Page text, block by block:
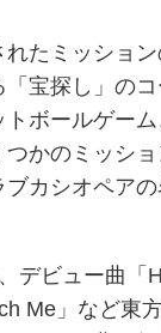
たミッショ
宝探し」の
ボールゲー
かのミッシ
カシオペア
デビュー曲「
Me」など東